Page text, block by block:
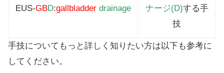
EUS-GBD:gallbladder drainage
ナージ(D)する手
技
手技についてもっと詳しく知りたい方は以下も参考に
してください。